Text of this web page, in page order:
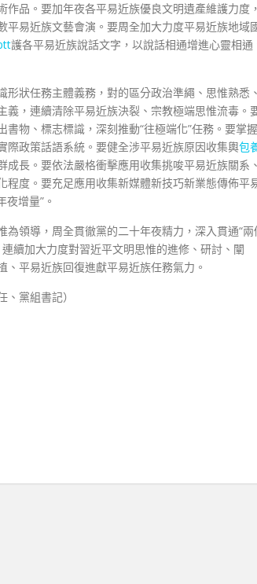
品。要加年夜各平易近族優良文明遺產維護力度，
易近族文藝會演。要周全加大力度平易近族地域
護各平易近族說話文字，以說話相通增進心靈相通
狀任務主體義務，對的區分政治準繩、思惟熟悉、
，連續清除平易近族決裂、宗教極端思惟流毒。
物、標志標識，深刻推動“往極端化”任務。要掌握
際政策話語系統。要健全涉平易近族原因收集輿包
長。要依法嚴格衝擊應用收集挑唆平易近族關系、
度。要充足應用收集新媒體新技巧新業態傳佈平
增量”。
領導，周全貫徹黨的二十年夜精力，深入貫通“兩
續加大力度對習近平文明思惟的進修、研討、闡
平易近族回復進獻平易近族任務氣力。
、黨組書記）